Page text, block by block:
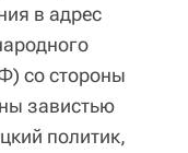
в адрес
со стороны
завистью
политик,